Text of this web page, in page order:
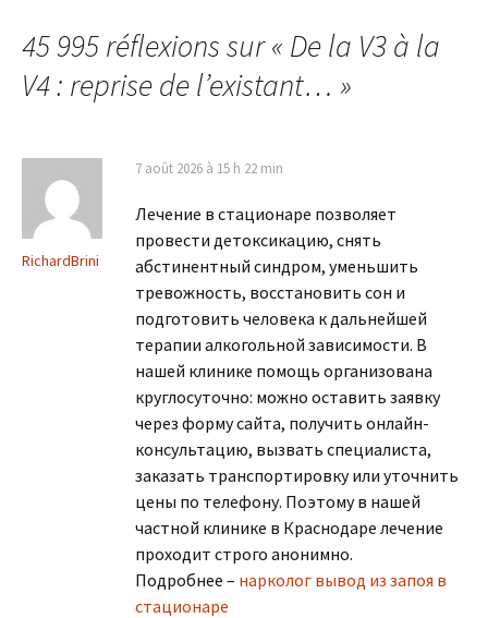
articles
45 995 réflexions sur « De la V3 à la
V4 : reprise de l’existant… »
RichardBrini
7 août 2026 à 15 h 22 min
Лечение в стационаре позволяет
провести детоксикацию, снять
абстинентный синдром, уменьшить
тревожность, восстановить сон и
подготовить человека к дальнейшей
терапии алкогольной зависимости. В
нашей клинике помощь организована
круглосуточно: можно оставить заявку
через форму сайта, получить онлайн-
консультацию, вызвать специалиста,
заказать транспортировку или уточнить
цены по телефону. Поэтому в нашей
частной клинике в Краснодаре лечение
проходит строго анонимно.
Подробнее – нарколог вывод из запоя в
стационаре